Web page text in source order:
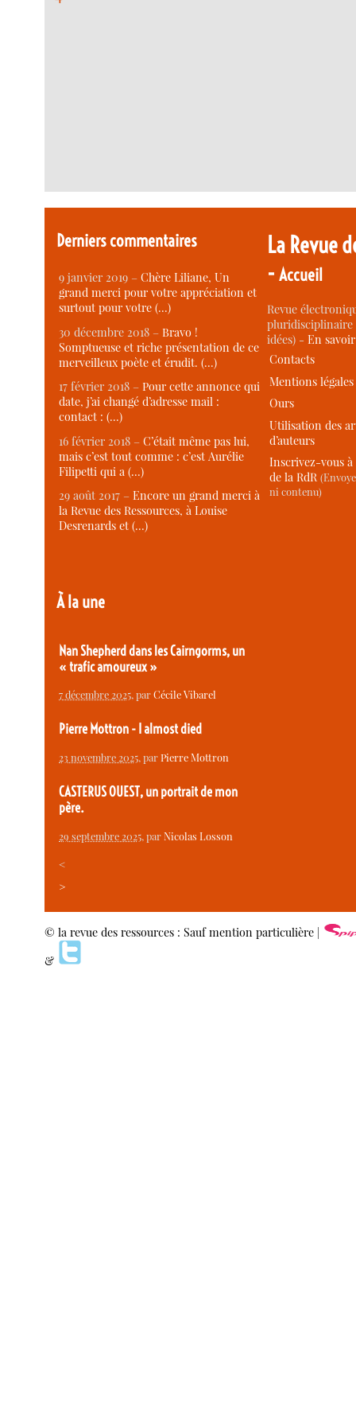
Derniers commentaires
9 janvier 2019 –Chère Liliane, Un
grand merci pour votre appréciation et
surtout pour votre (…)
30 décembre 2018 –Bravo !
Somptueuse et riche présentation de ce
merveilleux poète et érudit. (…)
17 février 2018 –Pour cette annonce qui
date, j’ai changé d’adresse mail :
contact : (…)
16 février 2018 –C’était même pas lui,
mais c’est tout comme : c’est Aurélie
Filipetti qui a (…)
29 août 2017 –Encore un grand merci à
la Revue des Ressources, à Louise
Desrenards et (…)
À la une
Nan Shepherd dans les Cairngorms, un
« trafic amoureux »
7 décembre 2025, parCécile Vibarel
Pierre Mottron - I almost died
23 novembre 2025, parPierre Mottron
CASTERUS OUEST, un portrait de mon
père.
29 septembre 2025, parNicolas Losson
<
>
La Revue
-Accueil
Revue
idées) -En
Contacts
Mentions légales
Ours
Utilisation des
d’auteurs
Inscrivez-vous
de la RdR
ni contenu)
© la revue des ressources : Sauf mention particulière |
&